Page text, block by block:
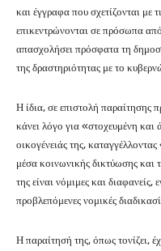
και έγγραφα που σχετίζονται με
επικεντρώνονται σε πρόσωπα
απασχολήσει πρόσφατα τη
της δραστηριότητας με το
Η ίδια, σε επιστολή
κάνει λόγο για «στοχευμένη και
οικογένειάς της,
μέσα κοινωνικής δικτύωσης και
της είναι νόμιμες και διαφανείς,
προβλεπόμενες νομικές
Η παραίτησή της, όπως τονίζει,